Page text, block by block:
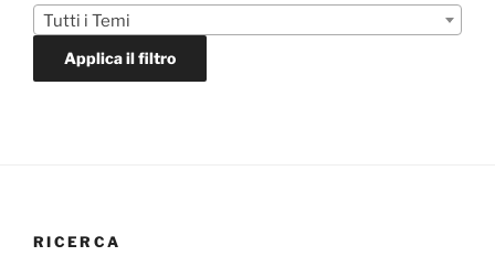
Tutti i Temi
Applica il filtro
RICERCA